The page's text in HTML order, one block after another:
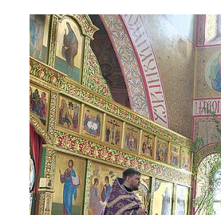
Разлуки не будет
Фредерика де Грааф